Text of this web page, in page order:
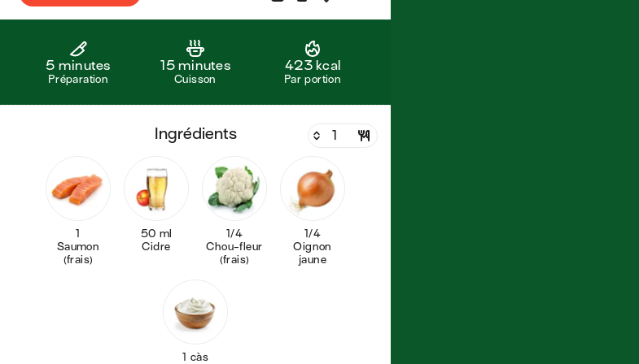
5 minutes
Préparation
15 minutes
Cuisson
423 kcal
Par portion
ingrédients
1
Saumon
(frais)
50 ml
Cidre
1/4
Chou-fleur
(frais)
1/4
Oignon
jaune
1 càs